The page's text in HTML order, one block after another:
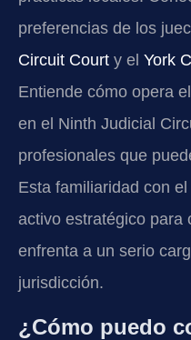
preferencias de los
Circuit Court y el York
Entiende cómo opera
en el Ninth Judicial
profesionales que
Esta familiaridad con
activo estratégico para
enfrenta a un serio
jurisdicción.
¿Cómo puedo